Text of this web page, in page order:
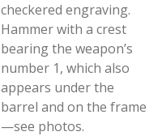
checkered engraving.
Hammer with a crest
bearing the weapon’s
number 1, which also
appears under the
barrel and on the frame
—see photos.